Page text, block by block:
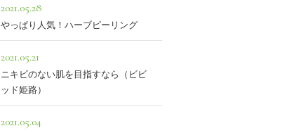
2021.05.28
やっぱり人気！ハーブピーリング
2021.05.21
ニキビのない肌を目指すなら（ビビ
ッド姫路）
2021.05.04